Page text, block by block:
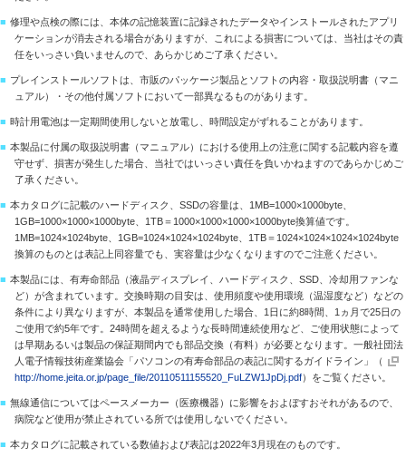
■ 修理や点検の際には、本体の記憶装置に記録されたデータやインストールされたアプリ
ケーションが消去される場合がありますが、これによる損害については、当社はその責
任をいっさい負いませんので、あらかじめご了承ください。
■ プレインストールソフトは、市販のパッケージ製品とソフトの内容・取扱説明書（マニ
ュアル）・その他付属ソフトにおいて一部異なるものがあります。
■ 時計用電池は一定期間使用しないと放電し、時間設定がずれることがあります。
■ 本製品に付属の取扱説明書（マニュアル）における使用上の注意に関する記載内容を遵
守せず、損害が発生した場合、当社ではいっさい責任を負いかねますのであらかじめご
了承ください。
■ 本カタログに記載のハードディスク、SSDの容量は、1MB=1000×1000byte、
1GB=1000×1000×1000byte、1TB＝1000×1000×1000×1000byte換算値です。
1MB=1024×1024byte、1GB=1024×1024×1024byte、1TB＝1024×1024×1024×1024byte
換算のものとは表記上同容量でも、実容量は少なくなりますのでご注意ください。
■ 本製品には、有寿命部品（液晶ディスプレイ、ハードディスク、SSD、冷却用ファンな
ど）が含まれています。交換時期の目安は、使用頻度や使用環境（温湿度など）などの
条件により異なりますが、本製品を通常使用した場合、1日に約8時間、1ヵ月で25日の
ご使用で約5年です。24時間を超えるような長時間連続使用など、ご使用状態によって
は早期あるいは製品の保証期間内でも部品交換（有料）が必要となります。一般社団法
人電子情報技術産業協会「パソコンの有寿命部品の表記に関するガイドライン」（
http://home.jeita.or.jp/page_file/20110511155520_FuLZW1JpDj.pdf）をご覧ください。
■ 無線通信についてはペースメーカー（医療機器）に影響をおよぼすおそれがあるので、
病院など使用が禁止されている所では使用しないでください。
■ 本カタログに記載されている数値および表記は2022年3月現在のものです。